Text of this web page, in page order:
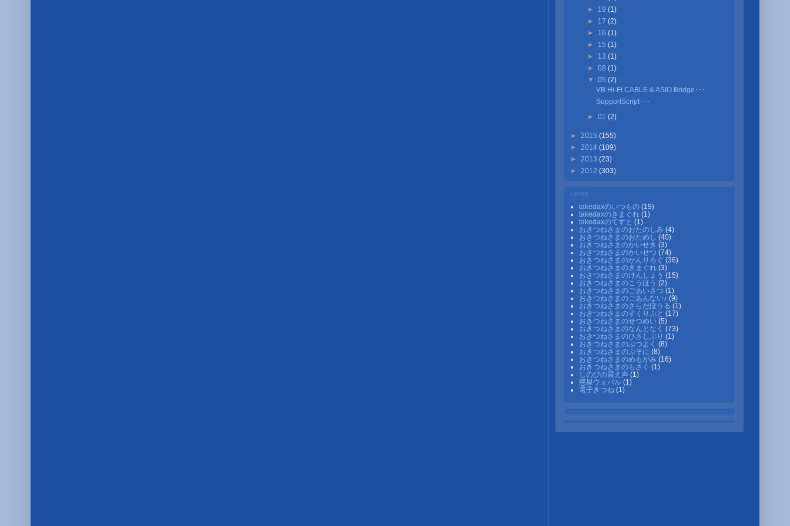
► 19 (1)
► 17 (2)
► 16 (1)
► 15 (1)
► 13 (1)
► 08 (1)
▼ 05 (2)
VB Hi-Fi CABLE & ASIO Bridge･･･
SupportScript･･･
► 01 (2)
► 2015 (155)
► 2014 (109)
► 2013 (23)
► 2012 (303)
Labels
takedaxのいつもの (19)
takedaxのきまぐれ (1)
takedaxのてすと (1)
おきつねさまのおたのしみ (4)
おきつねさまのおためし (40)
おきつねさまのかいせき (3)
おきつねさまのかいせつ (74)
おきつねさまのかんりろぐ (36)
おきつねさまのきまぐれ (3)
おきつねさまのけんしょう (15)
おきつねさまのこうほう (2)
おきつねさまのごあいさつ (1)
おきつねさまのごあんない♪ (9)
おきつねさまのさらだぼうる (1)
おきつねさまのすくりぷと (17)
おきつねさまのせつめい (5)
おきつねさまのなんとなく (73)
おきつねさまのひさしぶり (1)
おきつねさまのぶつよく (8)
おきつねさまのぷそに (8)
おきつねさまのめもがみ (16)
おきつねさまのもさく (1)
しのびの震え声 (1)
惑星ウォパル (1)
電子きつね (1)